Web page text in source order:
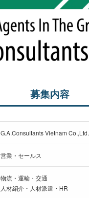
募集内容
G.A.Consultants Vietnam Co.,Ltd.
営業・セールス
物流・運輸・交通
人材紹介・人材派遣・HR